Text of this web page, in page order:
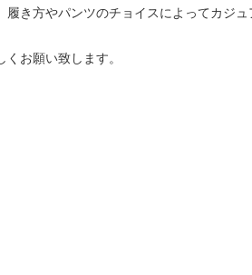
き方やパンツのチョイスによってカジ
お願い致します。